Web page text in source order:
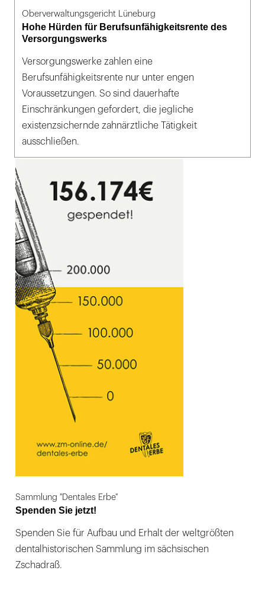
Oberverwaltungsgericht Lüneburg
Hohe Hürden für Berufsunfähigkeitsrente des
Versorgungswerks
Versorgungswerke zahlen eine
Berufsunfähigkeitsrente nur unter engen
Voraussetzungen. So sind dauerhafte
Einschränkungen gefordert, die jegliche
existenzsichernde zahnärztliche Tätigkeit
ausschließen.
Sammlung "Dentales Erbe"
Spenden Sie jetzt!
Spenden Sie für Aufbau und Erhalt der weltgrößten
dentalhistorischen Sammlung im sächsischen
Zschadraß.